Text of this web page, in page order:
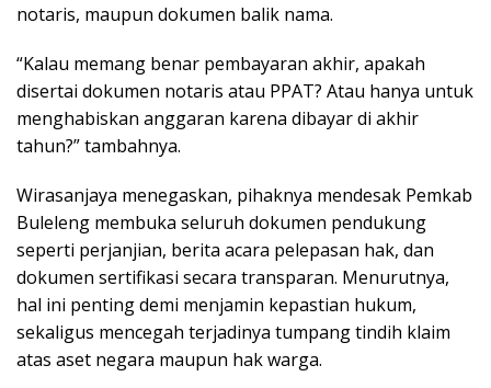
notaris, maupun dokumen balik nama.
“Kalau memang benar pembayaran akhir, apakah
disertai dokumen notaris atau PPAT? Atau hanya untuk
menghabiskan anggaran karena dibayar di akhir
tahun?” tambahnya.
Wirasanjaya menegaskan, pihaknya mendesak Pemkab
Buleleng membuka seluruh dokumen pendukung
seperti perjanjian, berita acara pelepasan hak, dan
dokumen sertifikasi secara transparan. Menurutnya,
hal ini penting demi menjamin kepastian hukum,
sekaligus mencegah terjadinya tumpang tindih klaim
atas aset negara maupun hak warga.